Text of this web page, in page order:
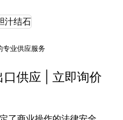
专业供应服务
供应 | 立即询价